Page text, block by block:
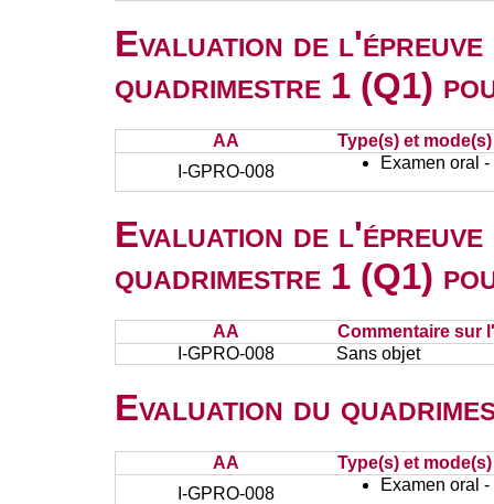
Evaluation de
quadrimestre 1 (Q1)
AA
Type(s) et
I-GPRO-008
Examen oral
Evaluation de
quadrimestre 1 (Q1)
AA
Commentaire sur
I-GPRO-008
Sans objet
Evaluation du
AA
Type(s) et
I-GPRO-008
Examen oral